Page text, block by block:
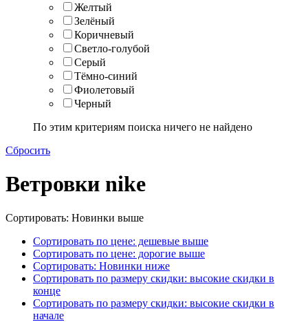
Желтый
Зелёный
Коричневый
Светло-голубой
Серый
Тёмно-синий
Фиолетовый
Черный
По этим критериям поиска ничего не найдено
Сбросить
Ветровки nike
Сортировать: Новинки выше
Сортировать по цене: дешевые выше
Сортировать по цене: дорогие выше
Сортировать: Новинки ниже
Сортировать по размеру скидки: высокие скидки в
конце
Сортировать по размеру скидки: высокие скидки в
начале